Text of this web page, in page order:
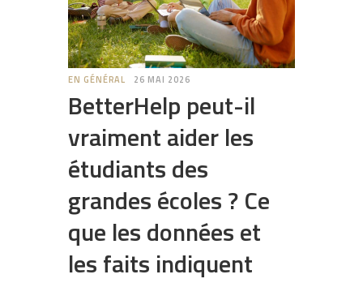
EN GÉNÉRAL 26 MAI 2026
BetterHelp peut-il
vraiment aider les
étudiants des
grandes écoles ? Ce
que les données et
les faits indiquent